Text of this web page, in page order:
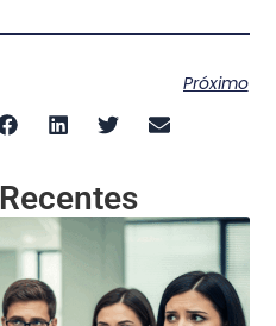
Próximo